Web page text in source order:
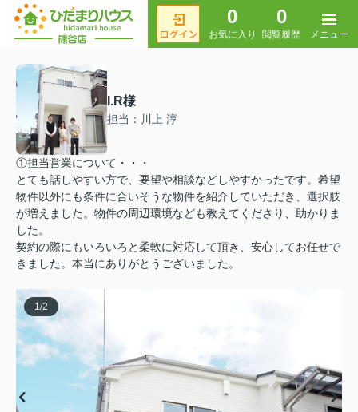
0
お気に入り
0
閲覧履歴 メニュー
I.R様
担当：川上 淳
①担当営業について・・・
とても話しやすい方で、要望や相談などしやすかったです。希望
物件以外にも条件に合いそうな物件を紹介していただき、選択肢
が増えました。物件の周辺環境なども教えてくださり、助かりま
した。
契約の際にもいろいろと柔軟に対応して頂き、安心してお任せで
きました。本当にありがとうございました。
1 /2